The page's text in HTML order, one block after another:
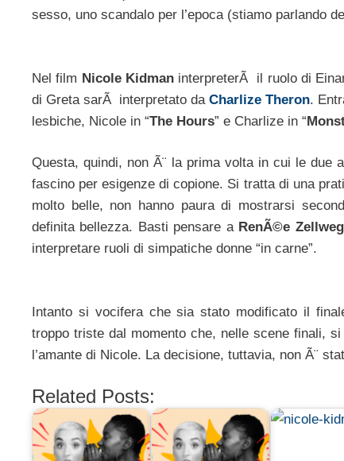
sesso, uno scandalo per l’epoca (stiamo parlando
Nel film Nicole Kidman interpreterÃ il ruolo di
di Greta sarÃ interpretato daCharlize Theron.
lesbiche, Nicole in “The Hours” e Charlize in “
Questa, quindi, non Ã¨ la prima volta in cui le due
fascino per esigenze di copione. Si tratta di una
molto belle, non hanno paura di mostrarsi
definita bellezza. Basti pensare a RenÃ©e
interpretare ruoli di simpatiche donne “in carne”.
Intanto si vocifera che sia stato modificato il
troppo triste dal momento che, nelle scene finali,
l’amante di Nicole. La decisione, tuttavia, non Ã¨
Related Posts: